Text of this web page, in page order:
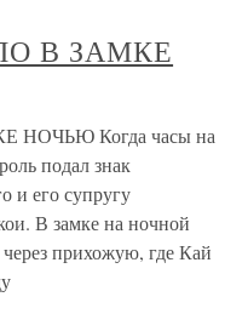
В ЗАМКЕ
Когда часы на
подал знак
и его супругу
В замке на ночной
прихожую, где Кай